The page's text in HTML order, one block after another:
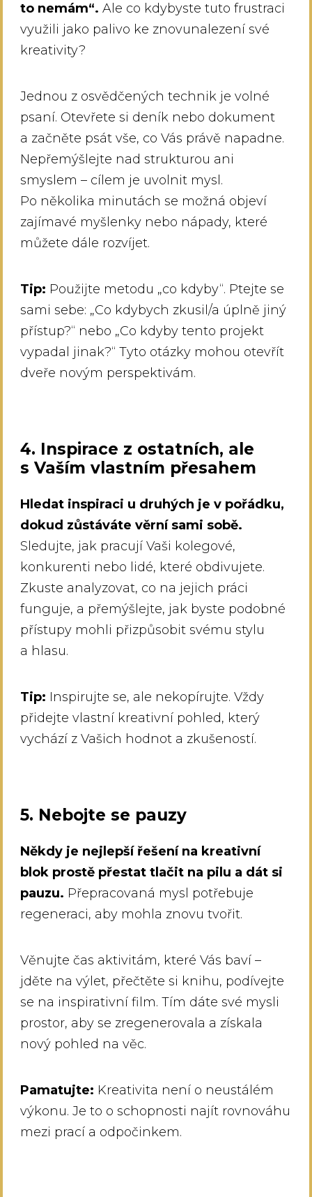
to nemám“. Ale co kdybyste tuto frustraci
využili jako palivo ke znovunalezení své
kreativity?
Jednou z osvědčených technik je volné
psaní. Otevřete si deník nebo dokument
a začněte psát vše, co Vás právě napadne.
Nepřemýšlejte nad strukturou ani
smyslem – cílem je uvolnit mysl.
Po několika minutách se možná objeví
zajímavé myšlenky nebo nápady, které
můžete dále rozvíjet.
Tip: Použijte metodu „co kdyby“. Ptejte se
sami sebe: „Co kdybych zkusil/a úplně jiný
přístup?“ nebo „Co kdyby tento projekt
vypadal jinak?“ Tyto otázky mohou otevřít
dveře novým perspektivám.
4. Inspirace z ostatních, ale
s Vaším vlastním přesahem
Hledat inspiraci u druhých je v pořádku,
dokud zůstáváte věrní sami sobě.
Sledujte, jak pracují Vaši kolegové,
konkurenti nebo lidé, které obdivujete.
Zkuste analyzovat, co na jejich práci
funguje, a přemýšlejte, jak byste podobné
přístupy mohli přizpůsobit svému stylu
a hlasu.
Tip: Inspirujte se, ale nekopírujte. Vždy
přidejte vlastní kreativní pohled, který
vychází z Vašich hodnot a zkušeností.
5. Nebojte se pauzy
Někdy je nejlepší řešení na kreativní
blok prostě přestat tlačit na pilu a dát si
pauzu. Přepracovaná mysl potřebuje
regeneraci, aby mohla znovu tvořit.
Věnujte čas aktivitám, které Vás baví –
jděte na výlet, přečtěte si knihu, podívejte
se na inspirativní film. Tím dáte své mysli
prostor, aby se zregenerovala a získala
nový pohled na věc.
Pamatujte: Kreativita není o neustálém
výkonu. Je to o schopnosti najít rovnováhu
mezi prací a odpočinkem.